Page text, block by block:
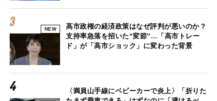
NEW
高市政権の経済政策はなぜ評判が悪いのか？
支持率急落を招いた“変節”…「高市トレー
ド」が「高市ショック」に変わった背景
〈満員山手線にベビーカーで炎上〉「折りた